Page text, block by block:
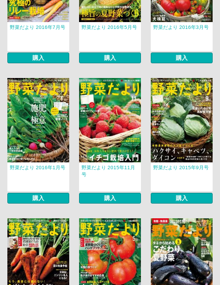
野菜だより 2016年7月号
購入
野菜だより 2016年5月号
購入
野菜だより 2016年3月号
購入
野菜だより 2016年1月号
購入
野菜だより 2015年11月
号
購入
野菜だより 2015年9月号
購入